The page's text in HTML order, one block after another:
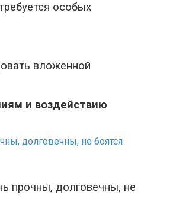
особых
вложенной
и воздействию
прочны, долговечны, не